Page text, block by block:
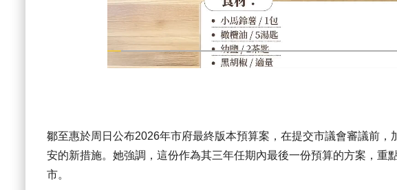
鄒至惠於周日公布2026年市府最終版本預算案，在提交市議會審議前
安的新措施。她強調，這份作為其三年任期內最後一份預算的方案，重
市。